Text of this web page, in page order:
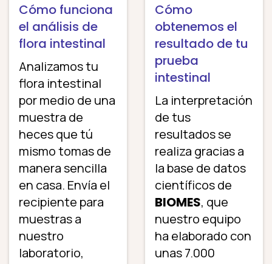
Cómo funciona
el análisis de
flora intestinal
Analizamos tu
flora intestinal
por medio de una
muestra de
heces que tú
mismo tomas de
manera sencilla
en casa. Envía el
recipiente para
muestras a
nuestro
laboratorio,
Cómo
obtenemos el
resultado de tu
prueba
intestinal
La interpretación
de tus
resultados se
realiza gracias a
la base de datos
científicos de
BIOMES, que
nuestro equipo
ha elaborado con
unas 7.000